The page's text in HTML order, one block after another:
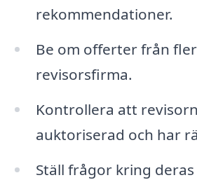
rekommendationer.
Be om offerter från
revisorsfirma.
Kontrollera att
auktoriserad och har
Ställ frågor kring